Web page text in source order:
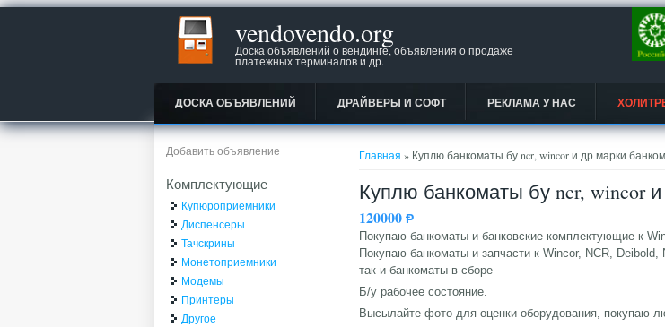
vendovendo.org
Доска объявлений о вендинге, объявления о продаже
платежных терминалов и др.
ДОСКА ОБЪЯВЛЕНИЙ ДРАЙВЕРЫ И СОФТ РЕКЛАМА У НАС
Вы здесь
Главная » Куплю банкоматы бу ncr, wincor и др марки
Куплю банкоматы бу ncr, wincor
120000Ᵽ
Покупаю банкоматы и банковские комплектующие к
Покупаю банкоматы и запчасти к Wincor, NCR,
так и банкоматы в сборе
Б/у рабочее состояние.
Высылайте фото для оценки оборудования, покупаю
Добавить объявление
Комплектующие
Купюроприемники
Диспенсеры
Тачскрины
Монетоприемники
Модемы
Принтеры
Другое